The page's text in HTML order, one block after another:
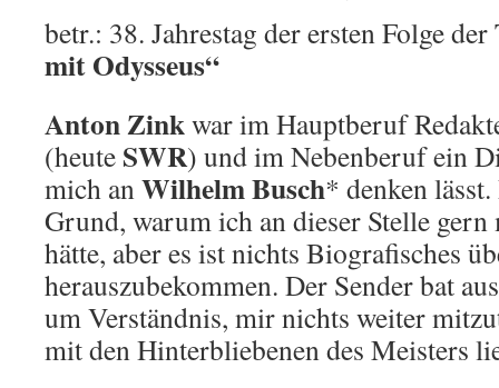
betr.: 38. Jahrestag der ersten Folge
mit Odysseus“
Anton Zinkwar im Hauptberuf
(heute SWR) und im Nebenberuf ein
mich anWilhelm Busch* denken
Grund, warum ich an dieser Stelle
hätte, aber es ist nichts Biografisches
herauszubekommen. Der Sender bat
um Verständnis, mir nichts weiter
mit den Hinterbliebenen des Meisters